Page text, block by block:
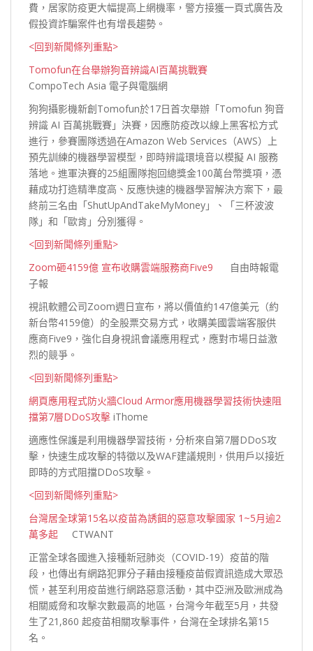
費，居家防疫更大幅提高上網機率，警方接獲一頁式廣告及
假投資詐騙案件也有增長趨勢。
<回到新聞條列重點>
Tomofun在台舉辦狗音辨識AI百萬挑戰賽
CompoTech Asia 電子與電腦網
狗狗攝影機新創Tomofun於17日首次舉辦「Tomofun 狗音
辨識 AI 百萬挑戰賽」決賽，因應防疫改以線上黑客松方式
進行，參賽團隊透過在Amazon Web Services（AWS）上
預先訓練的機器學習模型，即時辨識環境音以模擬 AI 服務
落地。進軍決賽的25組團隊抱回總獎金100萬台幣獎項，憑
藉成功打造精準度高、反應快速的機器學習解決方案下，最
終前三名由「ShutUpAndTakeMyMoney」、「三杯波波
隊」和「歐肯」分別獲得。
<回到新聞條列重點>
Zoom砸4159億 宣布收購雲端服務商Five9 自由時報電
子報
視訊軟體公司Zoom週日宣布，將以價值約147億美元（約
新台幣4159億）的全股票交易方式，收購美國雲端客服供
應商Five9，強化自身視訊會議應用程式，應對市場日益激
烈的競爭。
<回到新聞條列重點>
網頁應用程式防火牆Cloud Armor應用機器學習技術快速阻
擋第7層DDoS攻擊 iThome
適應性保護是利用機器學習技術，分析來自第7層DDoS攻
擊，快速生成攻擊的特徵以及WAF建議規則，供用戶以接近
即時的方式阻擋DDoS攻擊。
<回到新聞條列重點>
台灣居全球第15名以疫苗為誘餌的惡意攻擊國家 1~5月逾2
萬多起 CTWANT
正當全球各國進入接種新冠肺炎（COVID-19）疫苗的階
段，也傳出有網路犯罪分子藉由接種疫苗假資訊造成大眾恐
慌，甚至利用疫苗進行網路惡意活動，其中亞洲及歐洲成為
相關威脅和攻擊次數最高的地區，台灣今年截至5月，共發
生了21,860 起疫苗相關攻擊事件，台灣在全球排名第15
名。